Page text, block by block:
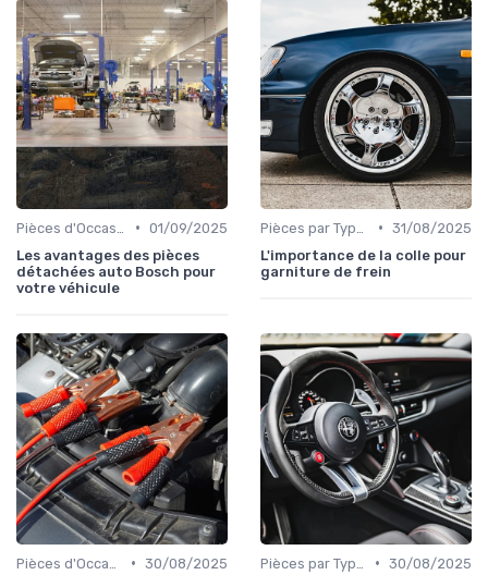
• 01/09/2025
Les avantages des pièces
détachées auto Bosch pour
votre véhicule
• 31/08/2025
L'importance de la colle pour
garniture de frein
• 30/08/2025
• 30/08/2025